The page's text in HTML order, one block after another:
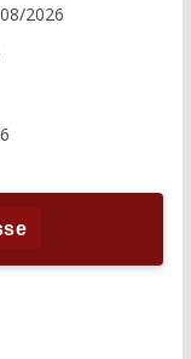
2026